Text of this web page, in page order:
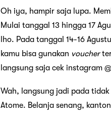
Oh iya, hampir saja lupa.
Mulai tanggal 13 hingga 17
lho. Pada tanggal 14-16
kamu bisa gunakan voucher
langsung saja cek instagram
Wah, langsung jadi pada
Atome. Belanja senang,